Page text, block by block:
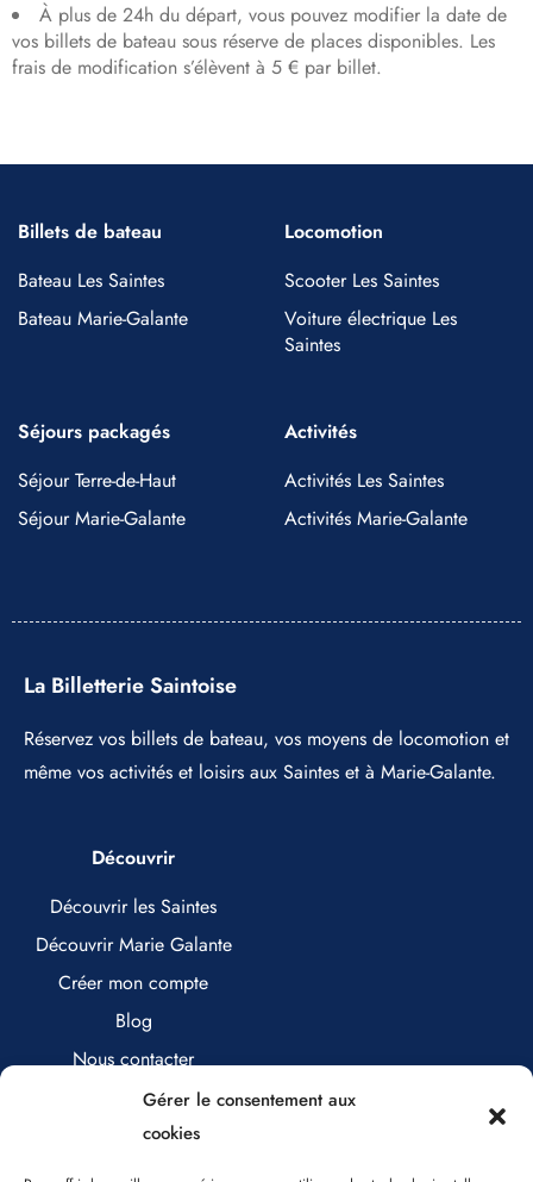
Gérer le consentement aux
cookies
À plus de 24h du départ, vous pouvez modifier la date de
vos billets de bateau sous réserve de places disponibles. Les
frais de modification s’élèvent à 5 € par billet.
Billets de bateau
Bateau Les Saintes
Bateau Marie-Galante
Locomotion
Scooter Les Saintes
Voiture électrique Les
Saintes
Séjours packagés
Séjour Terre-de-Haut
Séjour Marie-Galante
Activités
Activités Les Saintes
Activités Marie-Galante
La Billetterie Saintoise
Réservez vos billets de bateau, vos moyens de locomotion et
même vos activités et loisirs aux Saintes et à Marie-Galante.
Découvrir
Découvrir les Saintes
Découvrir Marie Galante
Créer mon compte
Blog
Nous contacter